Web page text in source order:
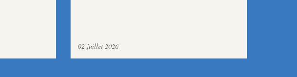
02 juillet 2026